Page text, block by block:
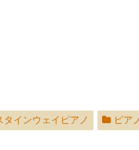
タインウェイピアノ ピア